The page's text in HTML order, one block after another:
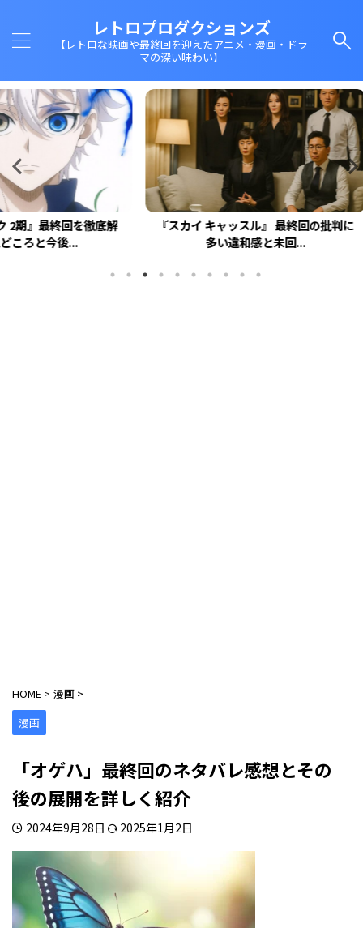
レトロプロダクションズ
【レトロな映画や最終回を迎えたアニメ・漫画・ドラ
マの深い味わい】
徹底解
『スカイ キャッスル』 最終回の批判に
多い違和感と未回...
『ドクタ
HOME > 漫画 >
漫画
「オゲハ」最終回のネタバレ感想とその
後の展開を詳しく紹介
2024年9月28日 2025年1月2日